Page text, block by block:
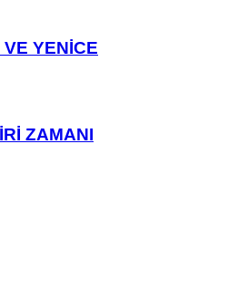
YENİCE
ZAMANI